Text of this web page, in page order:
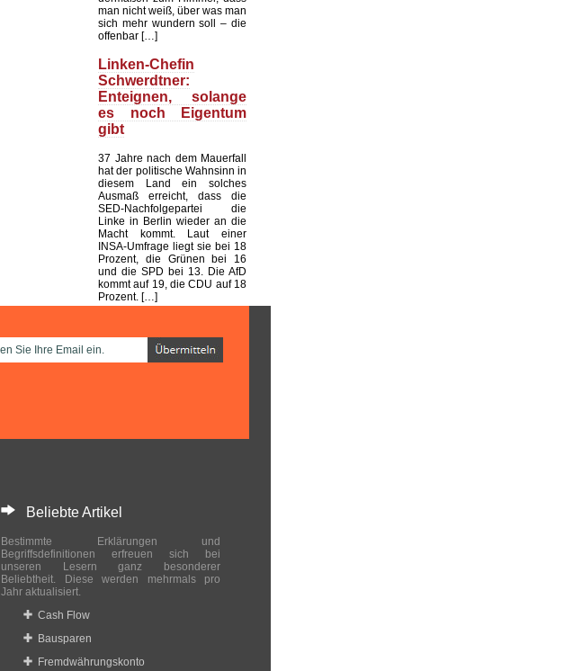
man nicht weiß, über was man
sich mehr wundern soll – die
offenbar […]
Linken-Chefin
Schwerdtner:
Enteignen, solange
es noch Eigentum
gibt
37 Jahre nach dem Mauerfall
hat der politische Wahnsinn in
diesem Land ein solches
Ausmaß erreicht, dass die
SED-Nachfolgepartei die
Linke in Berlin wieder an die
Macht kommt. Laut einer
INSA-Umfrage liegt sie bei 18
Prozent, die Grünen bei 16
und die SPD bei 13. Die AfD
kommt auf 19, die CDU auf 18
Prozent. […]
Beliebte Artikel
Bestimmte Erklärungen und
Begriffsdefinitionen erfreuen sich bei
unseren Lesern ganz besonderer
Beliebtheit. Diese werden mehrmals pro
Jahr aktualisiert.
Cash Flow
Bausparen
Fremdwährungskonto